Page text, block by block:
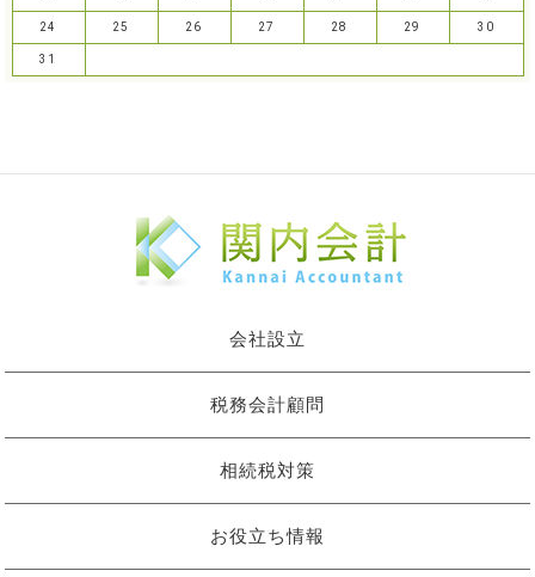
24 25 26 27 28 29 30
31
会社設立
税務会計顧問
相続税対策
お役立ち情報